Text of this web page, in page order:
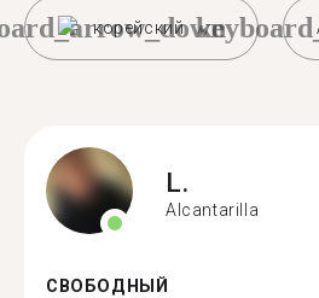
корейский
L.
Alcantarilla
СВОБОДНЫЙ